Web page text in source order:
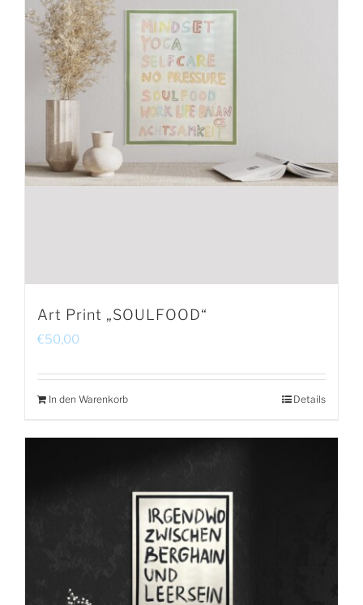
Art Print „SOULFOOD“
€50,00
In den Warenkorb Details